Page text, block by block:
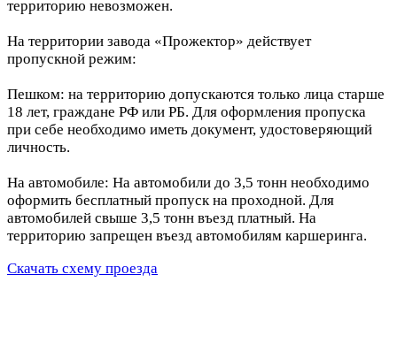
территорию невозможен.
На территории завода «Прожектор» действует
пропускной режим:
Пешком: на территорию допускаются только лица старше
18 лет, граждане РФ или РБ. Для оформления пропуска
при себе необходимо иметь документ, удостоверяющий
личность.
На автомобиле: На автомобили до 3,5 тонн необходимо
оформить бесплатный пропуск на проходной. Для
автомобилей свыше 3,5 тонн въезд платный. На
территорию запрещен въезд автомобилям каршеринга.
Скачать схему проезда